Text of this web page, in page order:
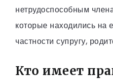
нетрудоспособным
которые находились на
частности супругу,
Кто имеет